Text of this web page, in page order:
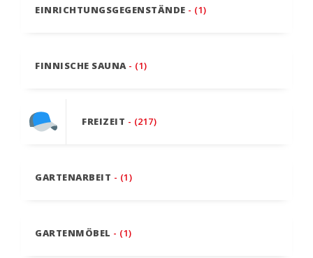
EINRICHTUNGSGEGENSTÄNDE - (1)
FINNISCHE SAUNA - (1)
FREIZEIT - (217)
GARTENARBEIT - (1)
GARTENMÖBEL - (1)